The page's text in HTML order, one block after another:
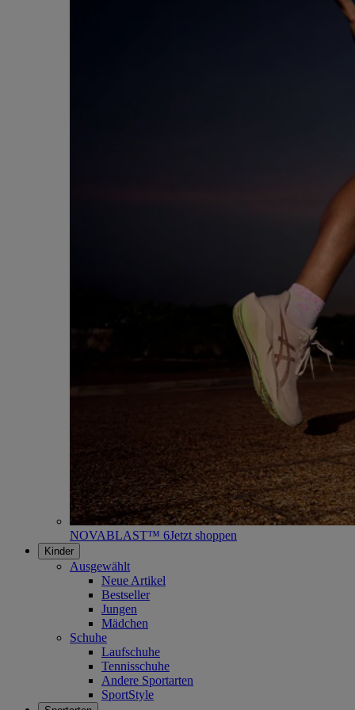
NOVABLAST™ 6Jetzt shoppen
Kinder
Ausgewählt
Neue Artikel
Bestseller
Jungen
Mädchen
Schuhe
Laufschuhe
Tennisschuhe
Andere Sportarten
SportStyle